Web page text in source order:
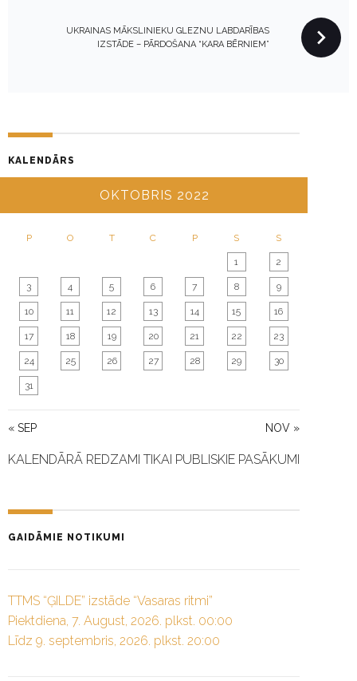
A
T
I
UKRAINAS MĀKSLINIEKU GLEZNU LABDARĪBAS
IZSTĀDE – PĀRDOŠANA “KARA BĒRNIEM”
KALENDĀRS
OKTOBRIS 2022
P O T C P S S
« SEP NOV »
1 2
3 4 5 6 7 8 9
10 11 12 13 14 15 16
17 18 19 20 21 22 23
24 25 26 27 28 29 30
31
KALENDĀRĀ REDZAMI TIKAI PUBLISKIE PASĀKUMI
GAIDĀMIE NOTIKUMI
TTMS “ĢILDE” izstāde “Vasaras ritmi”
Piektdiena, 7. August, 2026. plkst. 00:00
Līdz 9. septembris, 2026. plkst. 20:00